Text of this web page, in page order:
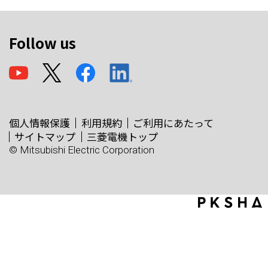
Follow us
個人情報保護 利用規約
ご利用にあたって
サイトマップ
三菱電機トップ
© Mitsubishi Electric Corporation